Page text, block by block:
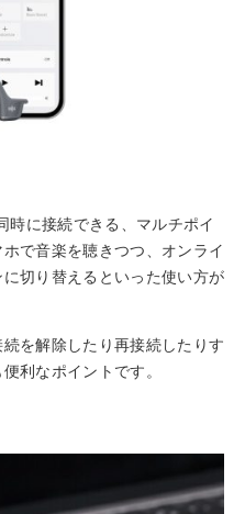
時に接続できる、マルチポイ
で音楽を聴きつつ、オンライ
切り替えるといった使い方が
を解除したり再接続したりす
利なポイントです。